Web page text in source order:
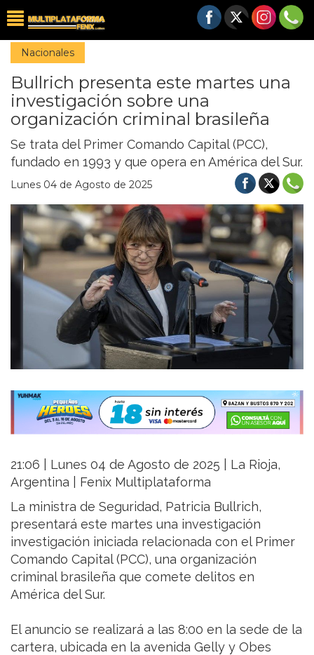
Nacionales
Bullrich presenta este martes una
investigación sobre una
organización criminal brasileña
Se trata del Primer Comando Capital (PCC),
fundado en 1993 y que opera en América del Sur.
Lunes 04 de Agosto de 2025
21:06 | Lunes 04 de Agosto de 2025 | La Rioja,
Argentina | Fenix Multiplataforma
La ministra de Seguridad, Patricia Bullrich,
presentará este martes una investigación
investigación iniciada relacionada con el Primer
Comando Capital (PCC), una organización
criminal brasileña que comete delitos en
América del Sur.
El anuncio se realizará a las 8:00 en la sede de la
cartera, ubicada en la avenida Gelly y Obes